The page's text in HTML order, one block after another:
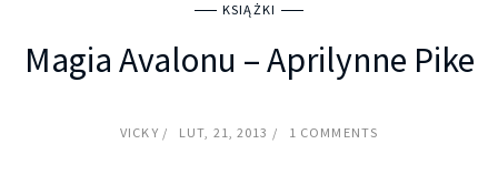
KSIĄŻKI
Magia Avalonu – Aprilynne Pike
VICKY LUT, 21, 2013 1 COMMENTS